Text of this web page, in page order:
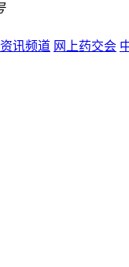
资讯频道 网上药交会